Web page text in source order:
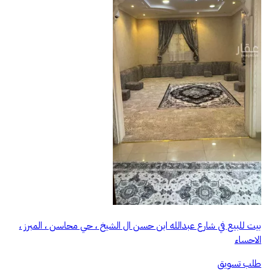
بيت للبيع في شارع عبدالله ابن حسن ال الشيخ ، حي محاسن ، المبرز ،
الاحساء
طلب تسويق